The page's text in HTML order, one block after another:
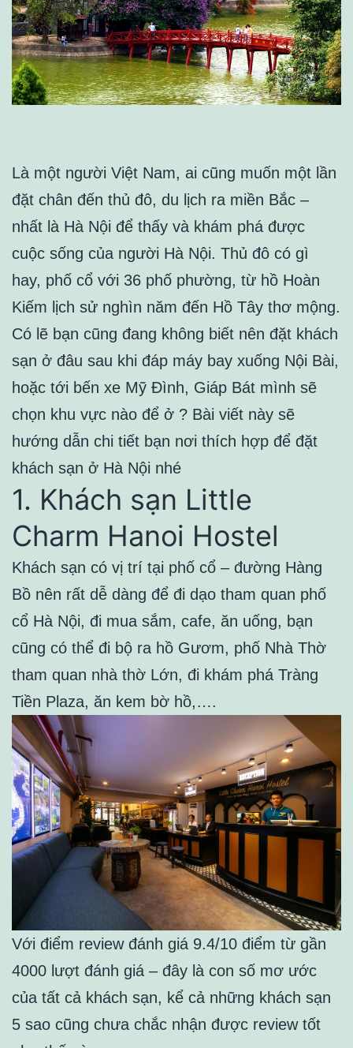
Là một người Việt Nam, ai cũng muốn một lần
đặt chân đến thủ đô, du lịch ra miền Bắc –
nhất là Hà Nội để thấy và khám phá được
cuộc sống của người Hà Nội. Thủ đô có gì
hay, phố cổ với 36 phố phường, từ hồ Hoàn
Kiếm lịch sử nghìn năm đến Hồ Tây thơ mộng.
Có lẽ bạn cũng đang không biết nên đặt khách
sạn ở đâu sau khi đáp máy bay xuống Nội Bài,
hoặc tới bến xe Mỹ Đình, Giáp Bát mình sẽ
chọn khu vực nào để ở ? Bài viết này sẽ
hướng dẫn chi tiết bạn nơi thích hợp để đặt
khách sạn ở Hà Nội nhé
1. Khách sạn Little
Charm Hanoi Hostel
Khách sạn có vị trí tại phố cổ – đường Hàng
Bồ nên rất dễ dàng để đi dạo tham quan phố
cổ Hà Nội, đi mua sắm, cafe, ăn uống, bạn
cũng có thể đi bộ ra hồ Gươm, phố Nhà Thờ
tham quan nhà thờ Lớn, đi khám phá Tràng
Tiền Plaza, ăn kem bờ hồ,….
Với điểm review đánh giá 9.4/10 điểm từ gần
4000 lượt đánh giá – đây là con số mơ ước
của tất cả khách sạn, kể cả những khách sạn
5 sao cũng chưa chắc nhận được review tốt